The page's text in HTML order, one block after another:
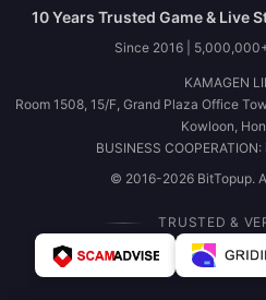
10 Years Trusted Game & Live
Since 2016 |
KAMAGEN
Room 1508, 15/F, Grand Plaza Office
Kowloon,
BUSINESS
© 2016-2026 BitTopup.
TRUSTED &